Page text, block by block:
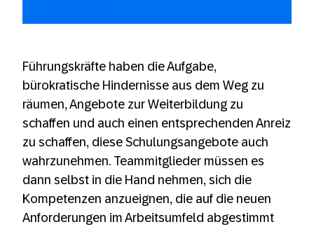
Führungskräfte haben die Aufgabe,
bürokratische Hindernisse aus dem Weg zu
räumen, Angebote zur Weiterbildung zu
schaffen und auch einen entsprechenden Anreiz
zu schaffen, diese Schulungsangebote auch
wahrzunehmen. Teammitglieder müssen es
dann selbst in die Hand nehmen, sich die
Kompetenzen anzueignen, die auf die neuen
Anforderungen im Arbeitsumfeld abgestimmt